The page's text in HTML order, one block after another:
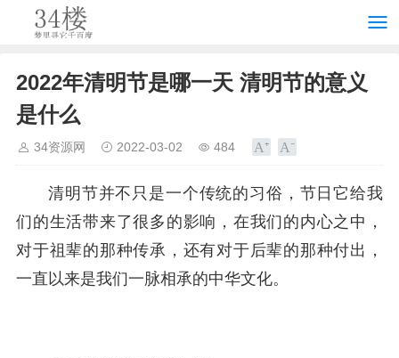
2022年清明节是哪一天 清明节的意义
是什么
34资源网 2022-03-02 484
清明节并不只是一个传统的习俗，节日它给我
们的生活带来了很多的影响，在我们的内心之中，
对于祖辈的那种传承，还有对于后辈的那种付出，
一直以来是我们一脉相承的中华文化。